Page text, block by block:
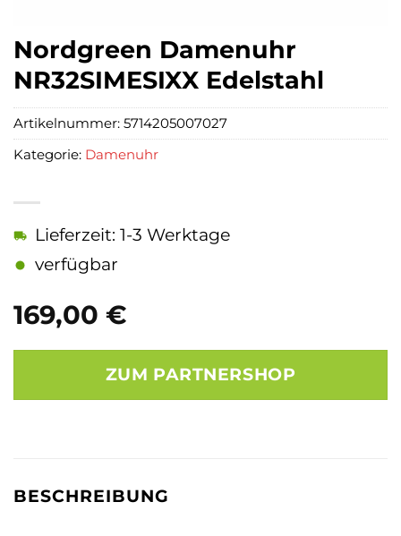
Nordgreen Damenuhr
NR32SIMESIXX Edelstahl
169,00 €
Lieferzeit: 1-3 Werktage
verfügbar
ZUM PARTNERSHOP
Artikelnummer: 5714205007027
Kategorie: Damenuhr
BESCHREIBUNG